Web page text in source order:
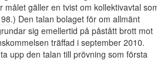
gäller en tvist om kollektivavtal
.) Den talan bolaget för om allmänt
sig emellertid på påstått brott mot
träffad i september 2010.
upp den talan till prövning som första